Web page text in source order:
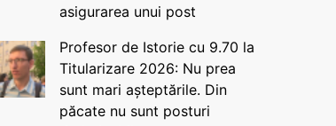
asigurarea unui post
Profesor de Istorie cu 9.70 la
Titularizare 2026: Nu prea
sunt mari așteptările. Din
păcate nu sunt posturi